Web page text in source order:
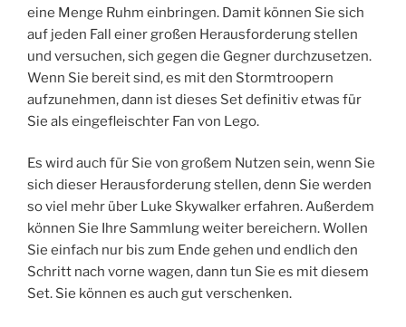
eine Menge Ruhm einbringen. Damit können Sie sich
auf jeden Fall einer großen Herausforderung stellen
und versuchen, sich gegen die Gegner durchzusetzen.
Wenn Sie bereit sind, es mit den Stormtroopern
aufzunehmen, dann ist dieses Set definitiv etwas für
Sie als eingefleischter Fan von Lego.
Es wird auch für Sie von großem Nutzen sein, wenn Sie
sich dieser Herausforderung stellen, denn Sie werden
so viel mehr über Luke Skywalker erfahren. Außerdem
können Sie Ihre Sammlung weiter bereichern. Wollen
Sie einfach nur bis zum Ende gehen und endlich den
Schritt nach vorne wagen, dann tun Sie es mit diesem
Set. Sie können es auch gut verschenken.